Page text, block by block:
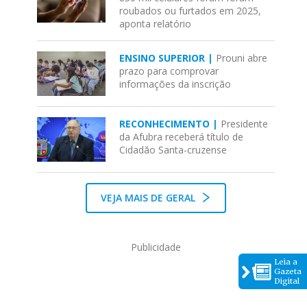
Leia a
Gazeta
Digital
roubados ou furtados em 2025,
aponta relatório
ENSINO SUPERIOR | Prouni abre
prazo para comprovar
informações da inscrição
RECONHECIMENTO | Presidente
da Afubra receberá título de
Cidadão Santa-cruzense
VEJA MAIS DE GERAL
Publicidade